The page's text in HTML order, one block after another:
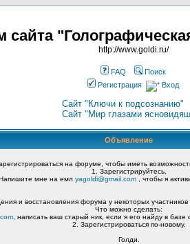
сайта
http://www.goldi.ru/
FAQ
Поиск
Регистрация
Вход
Сайт "Ключи к подсознанию"
Сайт "Мир глазами
Объявление
на форуме, чтобы иметь
1. Зарегистрируйтесь.
мне на емл yagoldi@gmail.com , чтобы я
и восстановления форума у некоторых
Что можно сделать:
, написать ваш старый ник, если я его найду в
2. Зарегистрироваться по-новому.
Голди.